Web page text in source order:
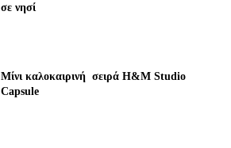
σε νησί
Μίνι καλοκαιρινή σειρά H&M Studio
Capsule